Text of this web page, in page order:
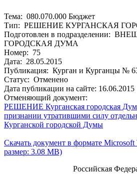
Тема: 080.070.000 Бюджет
Тип: РЕШЕНИЕ КУРГАНСКАЯ
Подготовлен в подразделении:
ГОРОДСКАЯ ДУМА
Номер: 75
Дата: 28.05.2015
Публикация: Курган и Курганцы №
Статус: Отменено
Дата публикации на сайте: 16.06.2015
Отменяющий документ:
РЕШЕНИЕ Курганская городская
признании утратившими силу
Курганской городской Думы
Скачать документ в формате Microsoft
размер: 3.08 MB)
Российская